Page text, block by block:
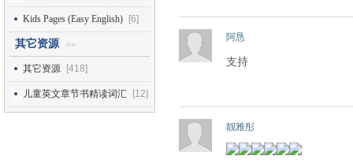
Kids Pages (Easy English) [6]
其它资源 >>
其它资源 [418]
儿童英文章节书精读词汇 [12]
阿恳
支持
靓雅彤